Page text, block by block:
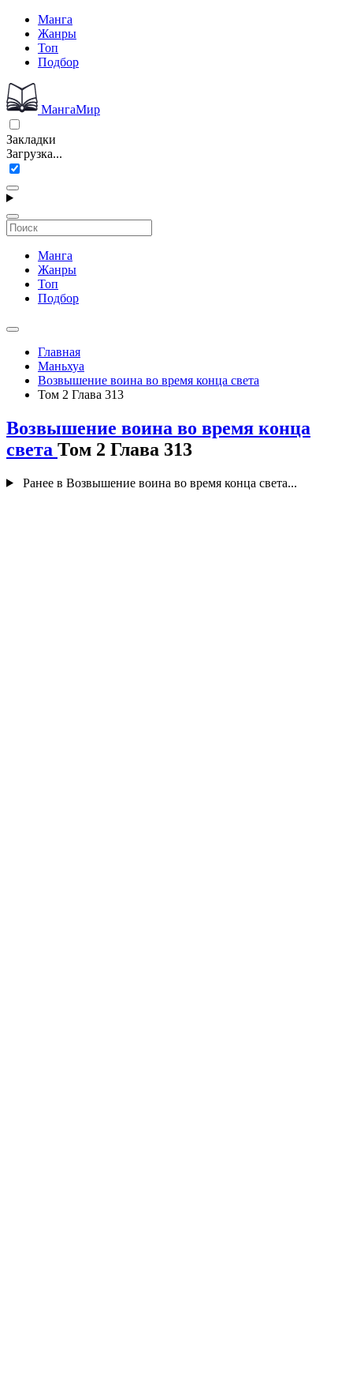
Манга
Жанры
Топ
Подбор
МангаМир
Закладки
Загрузка...
Манга
Жанры
Топ
Подбор
Главная
Маньхуа
Возвышение воина во время конца света
Том 2 Глава 313
Возвышение воина во время конца
света Том 2 Глава 313
Ранее в Возвышение воина во время конца света...